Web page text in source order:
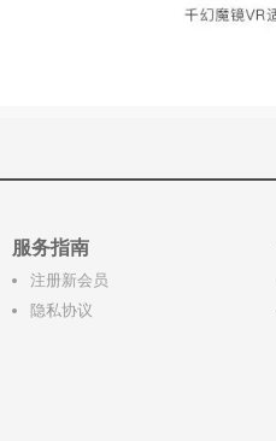
服务指南
注册新会员
隐私协议